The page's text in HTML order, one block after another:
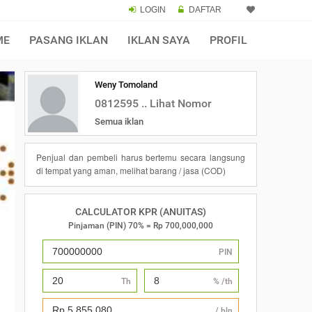
LOGIN DAFTAR
PASANG IKLAN IKLAN SAYA PROFIL
Weny Tomoland
0812595 .. Lihat Nomor
Semua iklan
Penjual dan pembeli harus bertemu secara langsung
di tempat yang aman, melihat barang / jasa (COD)
CALCULATOR KPR (ANUITAS)
Pinjaman (PIN) 70% = Rp 700,000,000
PIN
Th % /th